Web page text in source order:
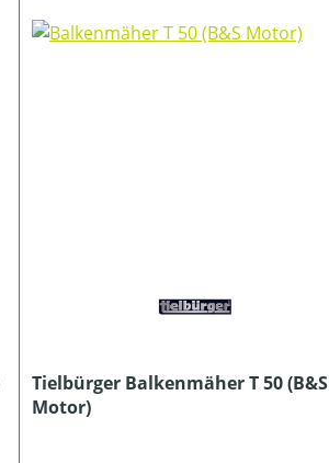
Tielbürger Balkenmäher T 50 (B&S
Motor)